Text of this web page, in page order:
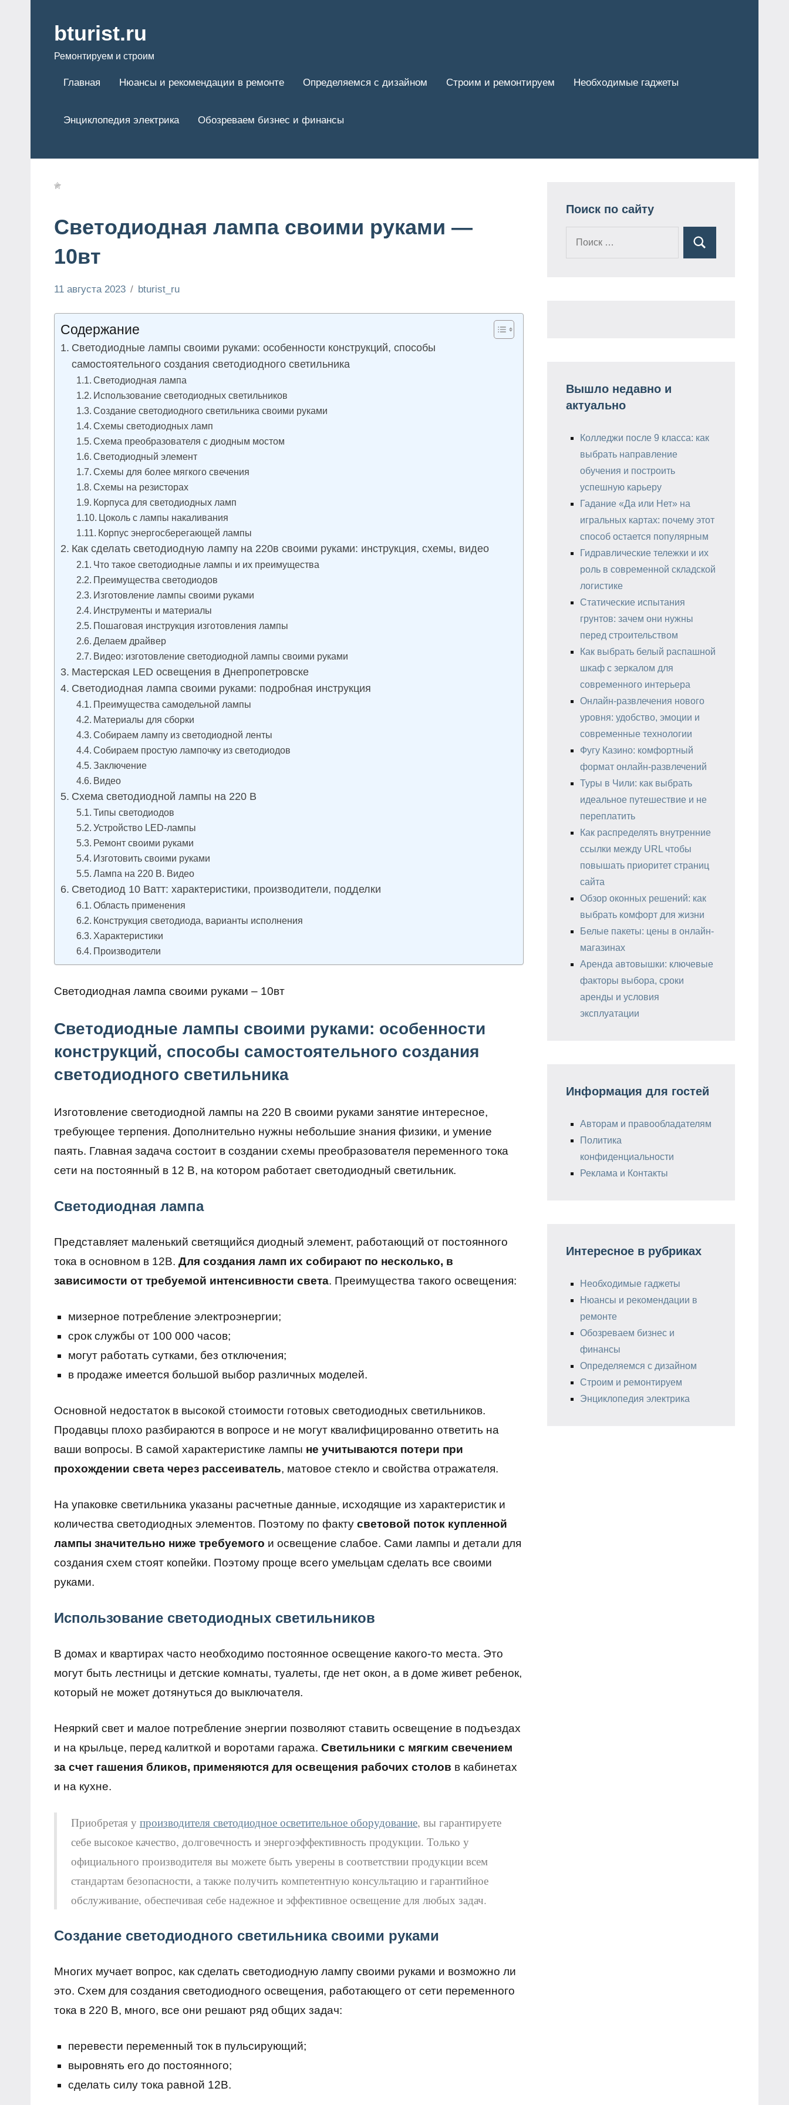
содержимому
bturist.ru
Ремонтируем и строим
Главная Нюансы и рекомендации в ремонте Определяемся с дизайном Строим и ремонтируем Необходимые гаджеты
Энциклопедия электрика Обозреваем бизнес и финансы
Светодиодная лампа своими руками —
10вт
электрика
11 августа 2023 bturist_ru
комментариев
Содержание
Светодиодные лампы своими руками: особенности конструкций, способы
самостоятельного создания светодиодного светильника
Светодиодная лампа
Использование светодиодных светильников
Создание светодиодного светильника своими руками
Схемы светодиодных ламп
Схема преобразователя с диодным мостом
Светодиодный элемент
Схемы для более мягкого свечения
Схемы на резисторах
Корпуса для светодиодных ламп
Цоколь с лампы накаливания
Корпус энергосберегающей лампы
Как сделать светодиодную лампу на 220в своими руками: инструкция, схемы, видео
Что такое светодиодные лампы и их преимущества
Преимущества светодиодов
Изготовление лампы своими руками
Инструменты и материалы
Пошаговая инструкция изготовления лампы
Делаем драйвер
Видео: изготовление светодиодной лампы своими руками
Мастерская LED освещения в Днепропетровске
Светодиодная лампа своими руками: подробная инструкция
Преимущества самодельной лампы
Материалы для сборки
Собираем лампу из светодиодной ленты
Собираем простую лампочку из светодиодов
Заключение
Видео
Cхема светодиодной лампы на 220 В
Типы светодиодов
Устройство LED-лампы
Ремонт своими руками
Изготовить своими руками
Лампа на 220 В. Видео
Светодиод 10 Ватт: характеристики, производители, подделки
Область применения
Конструкция светодиода, варианты исполнения
Характеристики
Производители
Светодиодная лампа своими руками – 10вт
Светодиодные лампы своими руками: особенности
конструкций, способы самостоятельного создания
светодиодного светильника
Изготовление светодиодной лампы на 220 В своими руками занятие интересное,
требующее терпения. Дополнительно нужны небольшие знания физики, и умение
паять. Главная задача состоит в создании схемы преобразователя переменного тока
сети на постоянный в 12 В, на котором работает светодиодный светильник.
Светодиодная лампа
Представляет маленький светящийся диодный элемент, работающий от постоянного
тока в основном в 12В. Для создания ламп их собирают по несколько, в
зависимости от требуемой интенсивности света. Преимущества такого освещения:
мизерное потребление электроэнергии;
срок службы от 100 000 часов;
могут работать сутками, без отключения;
в продаже имеется большой выбор различных моделей.
Основной недостаток в высокой стоимости готовых светодиодных светильников.
Продавцы плохо разбираются в вопросе и не могут квалифицированно ответить на
ваши вопросы. В самой характеристике лампы не учитываются потери при
прохождении света через рассеиватель, матовое стекло и свойства отражателя.
На упаковке светильника указаны расчетные данные, исходящие из характеристик и
количества светодиодных элементов. Поэтому по факту световой поток купленной
лампы значительно ниже требуемого и освещение слабое. Сами лампы и детали для
создания схем стоят копейки. Поэтому проще всего умельцам сделать все своими
руками.
Использование светодиодных светильников
В домах и квартирах часто необходимо постоянное освещение какого-то места. Это
могут быть лестницы и детские комнаты, туалеты, где нет окон, а в доме живет ребенок,
который не может дотянуться до выключателя.
Неяркий свет и малое потребление энергии позволяют ставить освещение в подъездах
и на крыльце, перед калиткой и воротами гаража. Светильники с мягким свечением
за счет гашения бликов, применяются для освещения рабочих столов в кабинетах
и на кухне.
Приобретая у производителя светодиодное осветительное оборудование, вы гарантируете
себе высокое качество, долговечность и энергоэффективность продукции. Только у
официального производителя вы можете быть уверены в соответствии продукции всем
стандартам безопасности, а также получить компетентную консультацию и гарантийное
обслуживание, обеспечивая себе надежное и эффективное освещение для любых задач.
Создание светодиодного светильника своими руками
Многих мучает вопрос, как сделать светодиодную лампу своими руками и возможно ли
это. Схем для создания светодиодного освещения, работающего от сети переменного
тока в 220 В, много, все они решают ряд общих задач:
перевести переменный ток в пульсирующий;
выровнять его до постоянного;
сделать силу тока равной 12В.
Поиск по сайту
Поиск
Вышло недавно и
актуально
Колледжи после 9 класса: как
выбрать направление
обучения и построить
успешную карьеру
Гадание «Да или Нет» на
игральных картах: почему этот
способ остается популярным
Гидравлические тележки и их
роль в современной складской
логистике
Статические испытания
грунтов: зачем они нужны
перед строительством
Как выбрать белый распашной
шкаф с зеркалом для
современного интерьера
Онлайн-развлечения нового
уровня: удобство, эмоции и
современные технологии
Фугу Казино: комфортный
формат онлайн-развлечений
Туры в Чили: как выбрать
идеальное путешествие и не
переплатить
Как распределять внутренние
ссылки между URL чтобы
повышать приоритет страниц
сайта
Обзор оконных решений: как
выбрать комфорт для жизни
Белые пакеты: цены в онлайн-
магазинах
Аренда автовышки: ключевые
факторы выбора, сроки
аренды и условия
эксплуатации
Информация для гостей
Авторам и правообладателям
Политика
конфиденциальности
Реклама и Контакты
Интересное в рубриках
Необходимые гаджеты
Нюансы и рекомендации в
ремонте
Обозреваем бизнес и
финансы
Определяемся с дизайном
Строим и ремонтируем
Энциклопедия электрика